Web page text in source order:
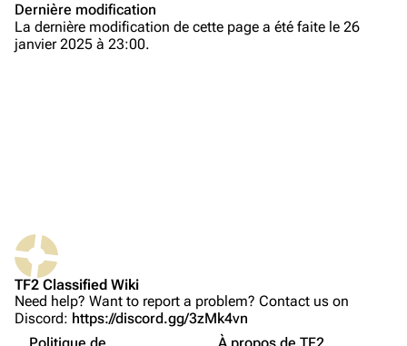
Page d’accueil
À propos
Forums
Discord
Suivi des pages liées
Dernière modification
La dernière modification de cette page a été faite le 26
janvier 2025 à 23:00.
TF2 Classified Wiki
Need help? Want to report a problem? Contact us on
Discord: https://discord.gg/3zMk4vn